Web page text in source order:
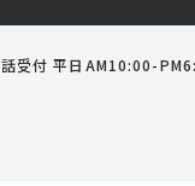
受付 平日AM10:00-